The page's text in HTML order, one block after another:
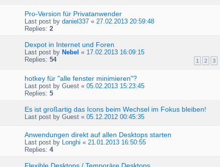
Pro-Version für Privatanwender
Last post by daniel337 « 27.02.2013 20:59:48
Replies: 2
Dexpot in Internet und Foren
Last post by Nebel « 17.02.2013 16:09:15
Replies: 54 1 2 3
hotkey für "alle fenster minimieren"?
Last post by Guest « 05.02.2013 15:23:45
Replies: 5
Es ist großartig das Icons beim Wechsel im Fokus bleiben!
Last post by Guest « 05.12.2012 00:45:35
Anwendungen direkt auf allen Desktops starten
Last post by Longhi « 21.01.2013 16:50:55
Replies: 4